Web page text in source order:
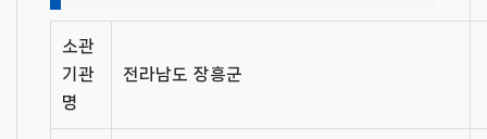
소관
기관
명
전라남도 장흥군